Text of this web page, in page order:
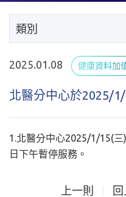
類別
2025.01.08 健康資料加
北醫分中心於2025/
1.北醫分中心2025/1/15(
日下午暫停服務。
上一則